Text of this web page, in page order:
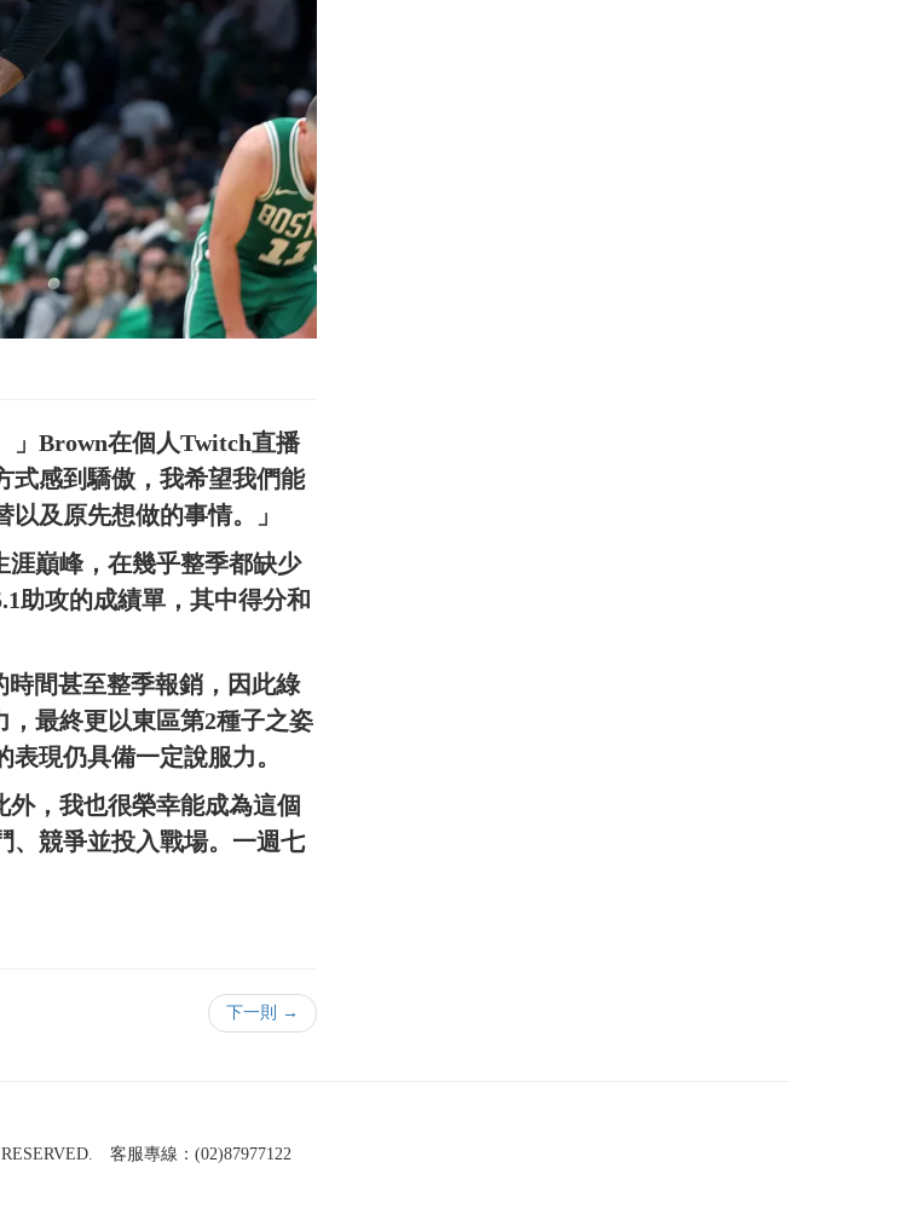
」Brown在個人Twitch直播
式感到驕傲，我希望我們能
及原先想做的事情。」
巔峰，在幾乎整季都缺少
助攻的成績單，其中得分和
間甚至整季報銷，因此綠
最終更以東區第2種子之姿
現仍具備一定說服力。
外，我也很榮幸能成為這個
、競爭並投入戰場。一週七
下一則 →
客服專線：(02)87977122